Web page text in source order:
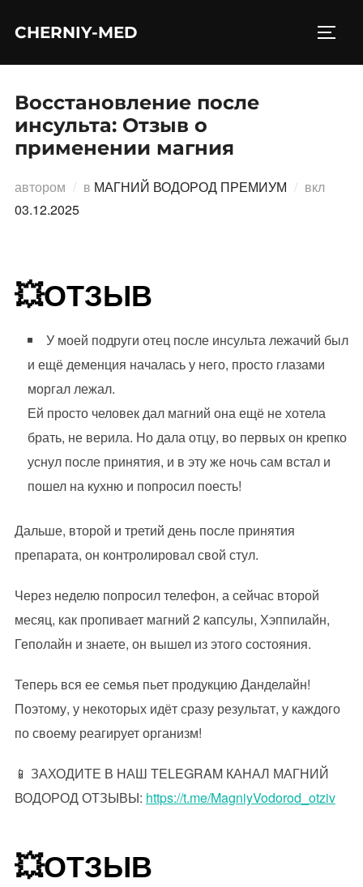
CHERNIY-MED
Восстановление после
инсульта: Отзыв о
применении магния
автором в МАГНИЙ ВОДОРОД ПРЕМИУМ вкл
03.12.2025
💥ОТЗЫВ
У моей подруги отец после инсульта лежачий был
и ещё деменция началась у него, просто глазами
моргал лежал.
Ей просто человек дал магний она ещё не хотела
брать, не верила. Но дала отцу, во первых он крепко
уснул после принятия, и в эту же ночь сам встал и
пошел на кухню и попросил поесть!
Дальше, второй и третий день после принятия
препарата, он контролировал свой стул.
Через неделю попросил телефон, а сейчас второй
месяц, как пропивает магний 2 капсулы, Хэппилайн,
Геполайн и знаете, он вышел из этого состояния.
Теперь вся ее семья пьет продукцию Данделайн!
Поэтому, у некоторых идёт сразу результат, у каждого
по своему реагирует организм!
📱 ЗАХОДИТЕ В НАШ TELEGRAM КАНАЛ МАГНИЙ
ВОДОРОД ОТЗЫВЫ: https://t.me/MagniyVodorod_otziv
💥ОТЗЫВ